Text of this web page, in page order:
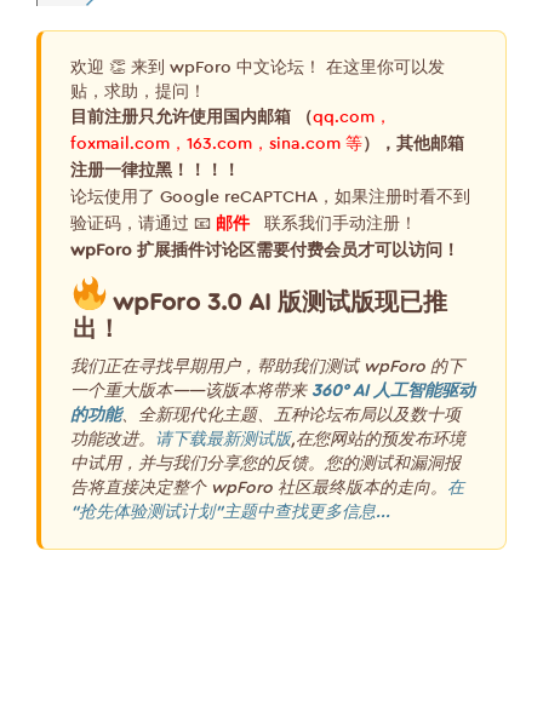
欢迎 👏 来到 wpForo 中文论坛！ 在这里你可以发
贴，求助，提问！
目前注册只允许使用国内邮箱 （qq.com，
foxmail.com，163.com，sina.com 等），其他邮箱
注册一律拉黑！！！！
论坛使用了 Google reCAPTCHA，如果注册时看不到
验证码，请通过 📧 邮件联系我们手动注册！
wpForo 扩展插件讨论区需要付费会员才可以访问！
wpForo 3.0 AI 版测试版现已推
出！
我们正在寻找早期用户，帮助我们测试 wpForo 的下
一个重大版本——该版本将带来 360° AI 人工智能驱动
的功能、全新现代化主题、五种论坛布局以及数十项
功能改进。 请下载最新测试版,在您网站的预发布环境
中试用，并与我们分享您的反馈。您的测试和漏洞报
告将直接决定整个 wpForo 社区最终版本的走向。 在
“抢先体验测试计划”主题中查找更多信息...